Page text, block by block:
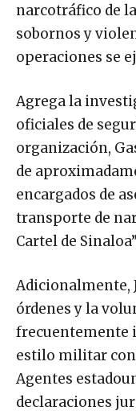
narcotráfico de
sobornos y
operaciones se
Agrega la
oficiales de
organización,
de
encargados de
transporte de
Cartel de
Adicionalmente,
órdenes y la
frecuentemente
estilo militar
Agentes
declaraciones